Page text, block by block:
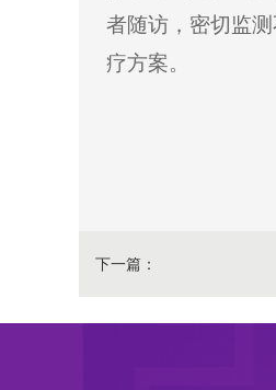
者随访，密切监测
疗方案。
下一篇：